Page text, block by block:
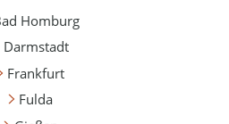
Homburg
Darmstadt
Frankfurt
Fulda